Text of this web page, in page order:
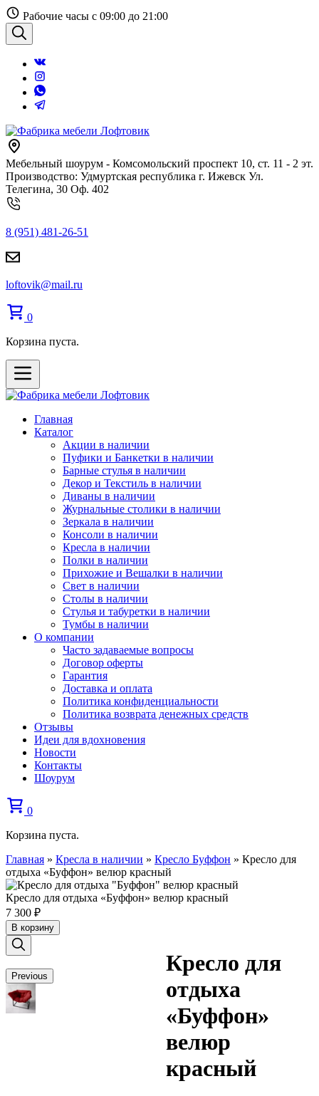
Перейти
к
содержанию
Рабочие часы с 09:00 до 21:00
Поиск
Мебельный шоурум - Комсомольский проспект 10, ст. 11 - 2 эт.
Производство: Удмуртская республика г. Ижевск Ул.
Телегина, 30 Оф. 402
8 (951) 481-26-51
loftovik@mail.ru
0
Корзина пуста.
Главная
Каталог
Акции в наличии
Пуфики и Банкетки в наличии
Барные стулья в наличии
Декор и Текстиль в наличии
Диваны в наличии
Журнальные столики в наличии
Зеркала в наличии
Консоли в наличии
Кресла в наличии
Полки в наличии
Прихожие и Вешалки в наличии
Свет в наличии
Столы в наличии
Стулья и табуретки в наличии
Тумбы в наличии
О компании
Часто задаваемые вопросы
Договор оферты
Гарантия
Доставка и оплата
Политика конфиденциальности
Политика возврата денежных средств
Отзывы
Идеи для вдохновения
Новости
Контакты
Шоурум
0
Корзина пуста.
Главная » Кресла в наличии » Кресло Буффон » Кресло для
отдыха «Буффон» велюр красный
Кресло для отдыха «Буффон» велюр красный
7 300 ₽
В корзину
Previous
Кресло для
отдыха
«Буффон»
велюр
красный